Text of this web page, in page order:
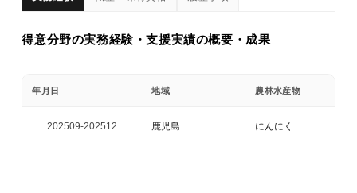
得意分野の実務経験・支援実績の概要・成果
年月日 地域 農林水産物
202509-202512 鹿児島 にんにく